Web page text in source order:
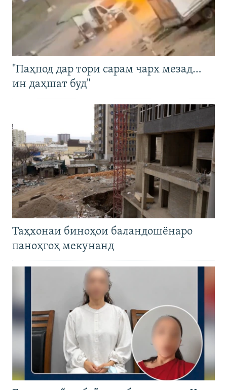
"Паҳпод дар тори сарам чарх мезад…
ин даҳшат буд"
Таҳхонаи биноҳои баландошёнаро
паноҳгоҳ мекунанд